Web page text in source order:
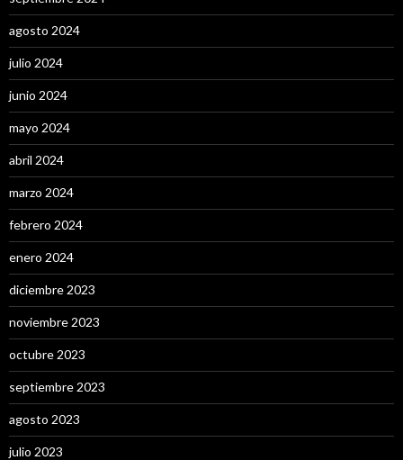
agosto 2024
julio 2024
junio 2024
mayo 2024
abril 2024
marzo 2024
febrero 2024
enero 2024
diciembre 2023
noviembre 2023
octubre 2023
septiembre 2023
agosto 2023
julio 2023